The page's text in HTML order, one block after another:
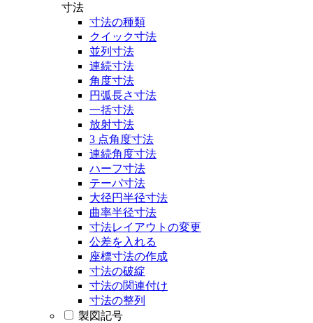
寸法
寸法の種類
クイック寸法
並列寸法
連続寸法
角度寸法
円弧長さ寸法
一括寸法
放射寸法
3 点角度寸法
連続角度寸法
ハーフ寸法
テーパ寸法
大径円半径寸法
曲率半径寸法
寸法レイアウトの変更
公差を入れる
座標寸法の作成
寸法の破綻
寸法の関連付け
寸法の整列
製図記号